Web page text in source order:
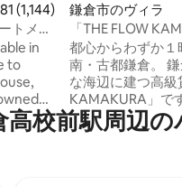
ュー1,144件、5つ星中4.81つ
(1,144)
トメン
in
to
for
With
鎌倉市のヴィラ
「THE FLOW
都心から一番近
都心からわずか
南・古都鎌倉。
な海辺に建つ高
KAMAKURA」です。 美しい材木座
まで走って20秒
れ」、海や風など
高校前駅⁠周⁠辺⁠